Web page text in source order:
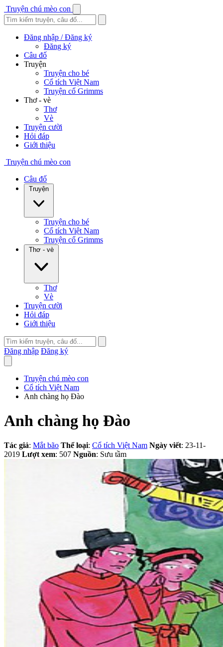
Truyện chú mèo con
Đăng nhập / Đăng ký
Đăng ký
Câu đố
Truyện
Truyện cho bé
Cổ tích Việt Nam
Truyện cổ Grimms
Thơ - vè
Thơ
Vè
Truyện cười
Hỏi đáp
Giới thiệu
Truyện chú mèo con
Câu đố
Truyện
Truyện cho bé
Cổ tích Việt Nam
Truyện cổ Grimms
Thơ - vè
Thơ
Vè
Truyện cười
Hỏi đáp
Giới thiệu
Đăng nhập Đăng ký
Truyện chú mèo con
Cổ tích Việt Nam
Anh chàng họ Đào
Anh chàng họ Đào
Tác giả: Mắt bão Thể loại: Cổ tích Việt Nam Ngày viết: 23-11-
2019 Lượt xem: 507 Nguồn: Sưu tầm